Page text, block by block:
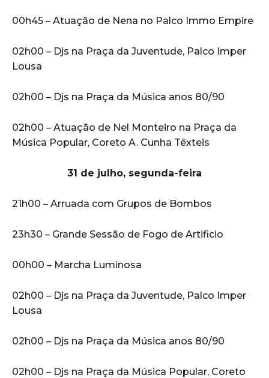
00h45 – Atuação de Nena no Palco Immo Empire
02h00 – Djs na Praça da Juventude, Palco Imper
Lousa
02h00 – Djs na Praça da Música anos 80/90
02h00 – Atuação de Nel Monteiro na Praça da
Música Popular, Coreto A. Cunha Têxteis
31 de julho, segunda-feira
21h00 – Arruada com Grupos de Bombos
23h30 – Grande Sessão de Fogo de Artificio
00h00 – Marcha Luminosa
02h00 – Djs na Praça da Juventude, Palco Imper
Lousa
02h00 – Djs na Praça da Música anos 80/90
02h00 – Djs na Praça da Música Popular, Coreto